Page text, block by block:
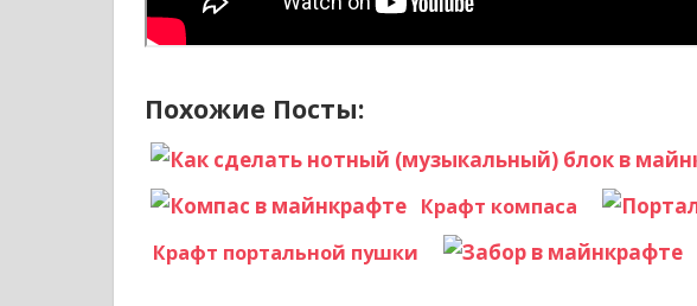
Похожие Посты:
Крафт компаса
Крафт портальной пушки